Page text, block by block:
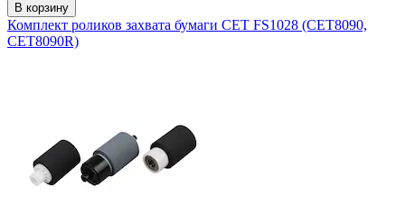
В корзину
Комплект роликов захвата бумаги CET FS1028 (CET8090,
CET8090R)